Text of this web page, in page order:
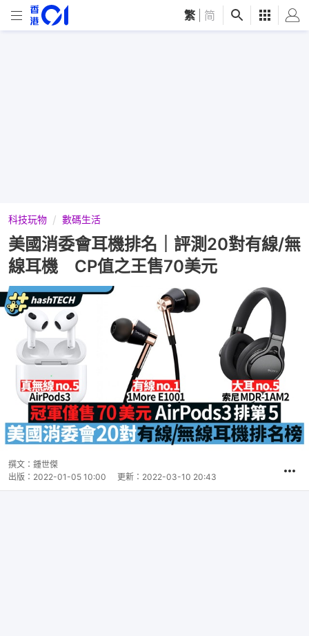
繁 简
科技玩物 數碼生活
美國消委會耳機排名｜評測20對有線/無
線耳機 CP值之王售70美元
撰文： 鍾世傑
出版： 2022-01-05 10:00 更新： 2022-03-10 20:43